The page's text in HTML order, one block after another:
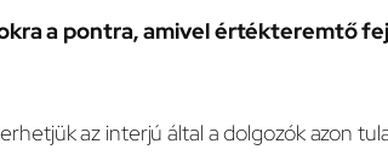
a pontra, amivel értékteremtő
az interjú által a dolgozók azon